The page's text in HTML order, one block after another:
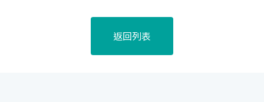
返回列表